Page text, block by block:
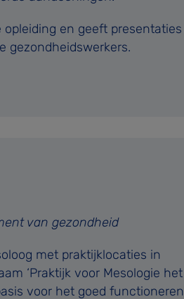
en geeft presentaties
gezondheidswerkers.
van gezondheid
met praktijklocaties in
‘Praktijk voor Mesologie het
voor het goed functioneren